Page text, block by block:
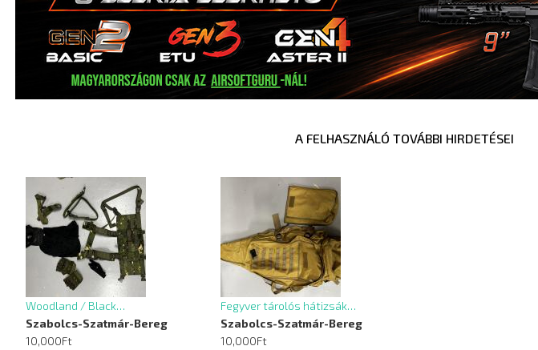
A FELHASZNÁLÓ TOVÁBBI HIRDETÉSEI
Woodland / Black…
Szabolcs-Szatmár-Bereg
10,000Ft
Fegyver tárolós hátizsák…
Szabolcs-Szatmár-Bereg
10,000Ft